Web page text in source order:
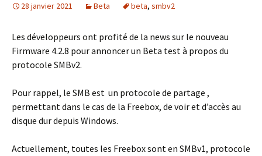
28 janvier 2021 Beta beta, smbv2
Les développeurs ont profité de la news sur le nouveau
Firmware 4.2.8 pour annoncer un Beta test à propos du
protocole SMBv2.
Pour rappel, le SMB est un protocole de partage ,
permettant dans le cas de la Freebox, de voir et d’accès au
disque dur depuis Windows.
Actuellement, toutes les Freebox sont en SMBv1, protocole